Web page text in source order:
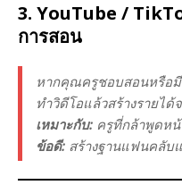
3. YouTube /
การสอน
หากคุณครูชอบสอนหรือมี
ทำวิดีโอแล้วสร้างรายไ
เหมาะกับ: ครูที่กล้าพูดหน้
ข้อดี: สร้างฐานแฟนคลับ